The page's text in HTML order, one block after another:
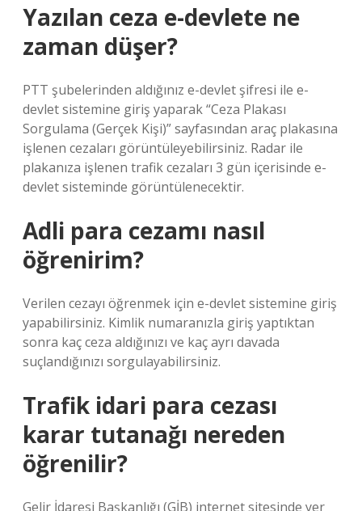
Yazılan ceza e-devlete ne
zaman düşer?
PTT şubelerinden aldığınız e-devlet şifresi ile e-
devlet sistemine giriş yaparak “Ceza Plakası
Sorgulama (Gerçek Kişi)” sayfasından araç plakasına
işlenen cezaları görüntüleyebilirsiniz. Radar ile
plakanıza işlenen trafik cezaları 3 gün içerisinde e-
devlet sisteminde görüntülenecektir.
Adli para cezamı nasıl
öğrenirim?
Verilen cezayı öğrenmek için e-devlet sistemine giriş
yapabilirsiniz. Kimlik numaranızla giriş yaptıktan
sonra kaç ceza aldığınızı ve kaç ayrı davada
suçlandığınızı sorgulayabilirsiniz.
Trafik idari para cezası
karar tutanağı nereden
öğrenilir?
Gelir İdaresi Başkanlığı (GİB) internet sitesinde yer